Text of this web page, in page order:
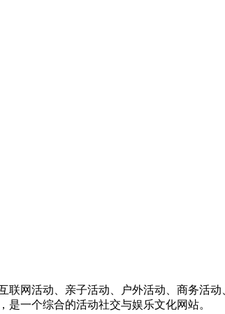
网活动、亲子活动、户外活动、商务活
一个综合的活动社交与娱乐文化网站。